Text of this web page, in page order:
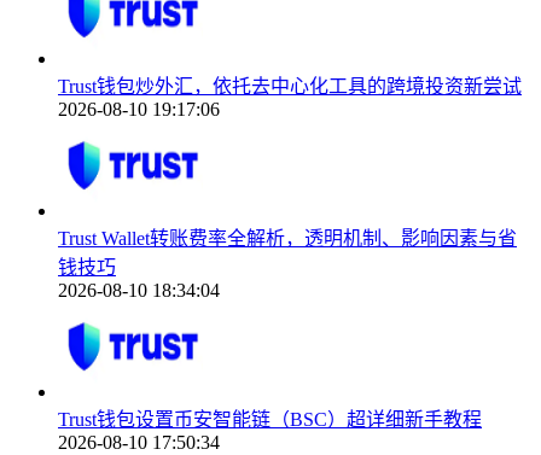
Trust钱包炒外汇，依托去中心化工具的跨境投资新尝试
2026-08-10 19:17:06
Trust Wallet转账费率全解析，透明机制、影响因素与省
钱技巧
2026-08-10 18:34:04
Trust钱包设置币安智能链（BSC）超详细新手教程
2026-08-10 17:50:34